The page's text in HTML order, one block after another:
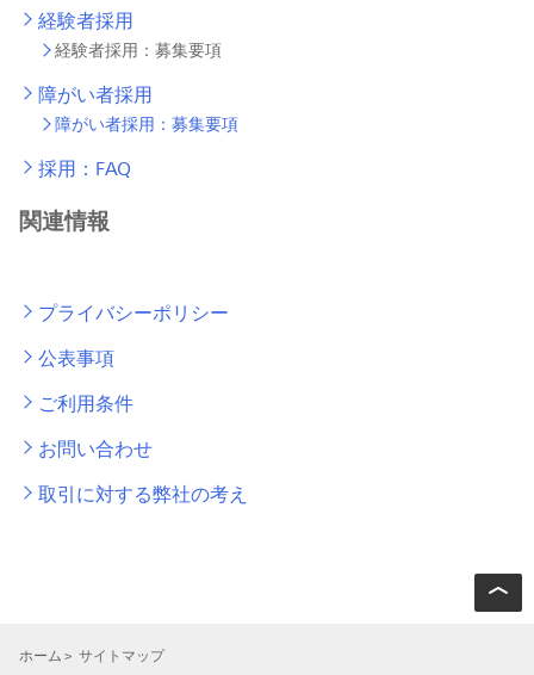
経験者採用
経験者採用：募集要項
障がい者採用
障がい者採用：募集要項
採用：FAQ
関連情報
プライバシーポリシー
公表事項
ご利用条件
お問い合わせ
取引に対する弊社の考え
ホーム サイトマップ